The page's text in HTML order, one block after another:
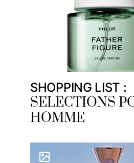
SHOPPING LIST :
SELECTIONS
HOMME